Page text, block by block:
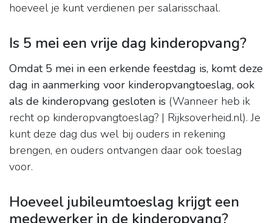
hoeveel je kunt verdienen per salarisschaal.
Is 5 mei een vrije dag kinderopvang?
Omdat 5 mei in een erkende feestdag is, komt deze
dag in aanmerking voor kinderopvangtoeslag, ook
als de kinderopvang gesloten is (Wanneer heb ik
recht op kinderopvangtoeslag? | Rijksoverheid.nl). Je
kunt deze dag dus wel bij ouders in rekening
brengen, en ouders ontvangen daar ook toeslag
voor.
Hoeveel jubileumtoeslag krijgt een
medewerker in de kinderopvang?